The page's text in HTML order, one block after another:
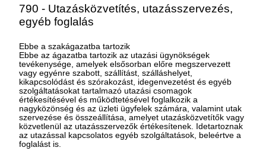
790 - Utazásközvetítés, utazásszervezés,
egyéb foglalás
Ebbe a szakágazatba tartozik
Ebbe az ágazatba tartozik az utazási ügynökségek
tevékenysége, amelyek elsősorban előre megszervezett
vagy egyénre szabott, szállítást, szálláshelyet,
kikapcsolódást és szórakozást, idegenvezetést és egyéb
szolgáltatásokat tartalmazó utazási csomagok
értékesítésével és működtetésével foglalkozik a
nagyközönség és az üzleti ügyfelek számára, valamint utak
szervezése és összeállítása, amelyet utazásközvetítők vagy
közvetlenül az utazásszervezők értékesítenek. Idetartoznak
az utazással kapcsolatos egyéb szolgáltatások, beleértve a
foglalást is.